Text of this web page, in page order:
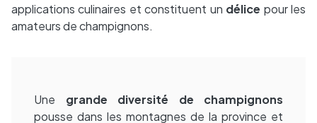
applications culinaires et constituent un délice pour les
amateurs de champignons.
Une grande diversité de champignons
pousse dans les montagnes de la province et